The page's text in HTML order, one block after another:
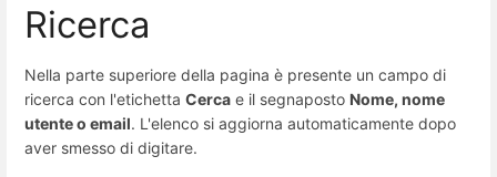
Ricerca
Nella parte superiore della pagina è presente un campo di
ricerca con l'etichetta Cerca e il segnaposto Nome, nome
utente o email. L'elenco si aggiorna automaticamente dopo
aver smesso di digitare.